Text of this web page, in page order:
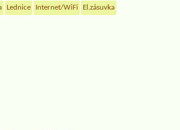
Lednice Internet/WiFi El.zásuvka